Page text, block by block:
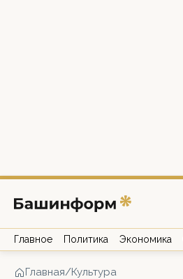
Главное Политика Экономика
Главная/Культура